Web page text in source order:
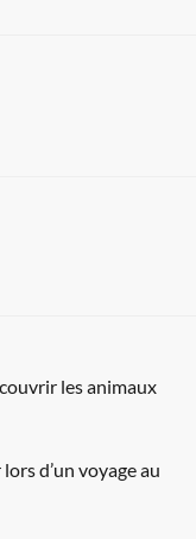
les animaux
d’un voyage au